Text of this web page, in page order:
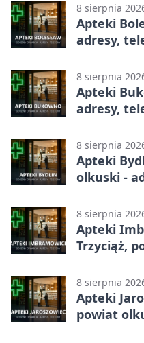
8 sierpnia
Apteki
adresy,
8 sierpnia
Apteki
adresy,
8 sierpnia
Apteki
olkuski -
8 sierpnia
Apteki
Trzyciąż,
8 sierpnia
Apteki
powiat